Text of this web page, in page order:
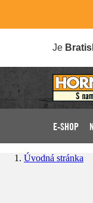
Je
E-SHOP
Úvodná stránka